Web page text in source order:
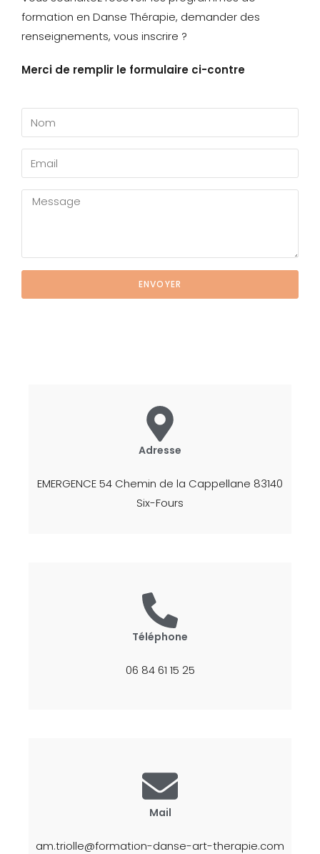
formation en Danse Thérapie, demander des
renseignements, vous inscrire ?
Merci de remplir le formulaire ci-contre
ENVOYER
Adresse
EMERGENCE 54 Chemin de la Cappellane 83140
Six-Fours
Téléphone
06 84 61 15 25
Mail
am.triolle@formation-danse-art-therapie.com